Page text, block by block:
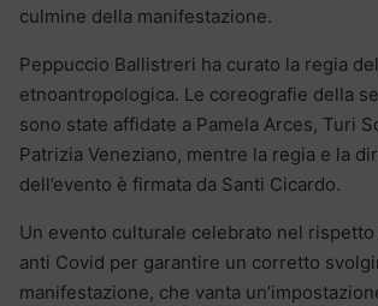
culmine della manifestazione.
Peppuccio Ballistreri ha curato la regia
etnoantropologica. Le coreografie della
sono state affidate a Pamela Arces, Turi
Patrizia Veneziano, mentre la regia e la
dell’evento è firmata da Santi Cicardo.
Un evento culturale celebrato nel
anti Covid per garantire un corretto
manifestazione, che vanta